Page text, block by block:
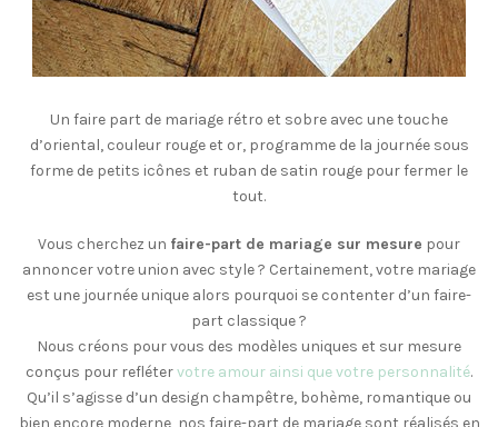
Un faire part de mariage rétro et sobre avec une touche
d’oriental, couleur rouge et or, programme de la journée sous
forme de petits icônes et ruban de satin rouge pour fermer le
tout.
Vous cherchez un faire-part de mariage sur mesure pour
annoncer votre union avec style ? Certainement, votre mariage
est une journée unique alors pourquoi se contenter d’un faire-
part classique ?
Nous créons pour vous des modèles uniques et sur mesure
conçus pour reflétervotre amour ainsi que votre personnalité.
Qu’il s’agisse d’un design champêtre, bohème, romantique ou
bien encore moderne, nos faire-part de mariage sont réalisés en